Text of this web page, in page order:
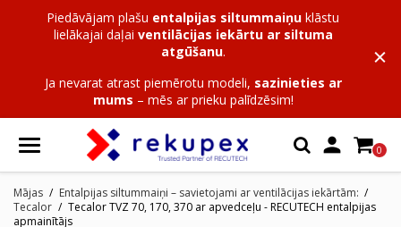
Piedāvājam plašu entalpijas siltummaiņu klāstu
lielākajai daļai ventilācijas iekārtu ar siltuma
atgūšanu.
Ja nevarat atrast piemērotu modeli, sazinieties ar
mums – mēs ar prieku palīdzēsim!
 0
Mājas
Entalpijas siltummaiņi – savietojami ar ventilācijas iekārtām:
Tecalor
Tecalor TVZ 70, 170, 370 ar apvedceļu - RECUTECH entalpijas
apmainītājs